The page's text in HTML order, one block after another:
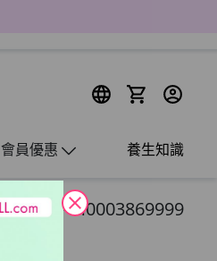
會員優惠 養生知識
PM0003869999
close